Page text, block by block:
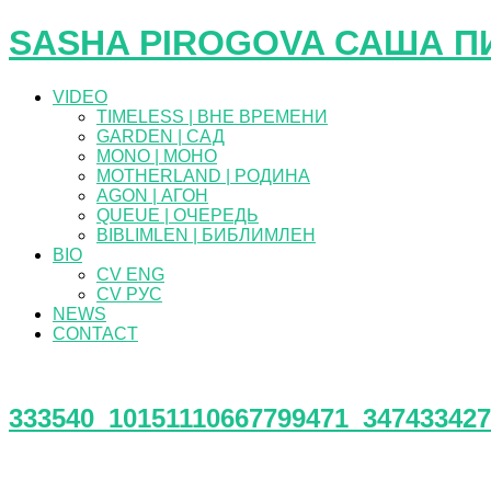
SASHA PIROGOVA САША
VIDEO
TIMELESS | ВНЕ ВРЕМЕНИ
GARDEN | САД
MONO | МОНО
MOTHERLAND | РОДИНА
AGON | АГОН
QUEUE | ОЧЕРЕДЬ
BIBLIMLEN | БИБЛИМЛЕН
BIO
CV ENG
CV РУС
NEWS
CONTACT